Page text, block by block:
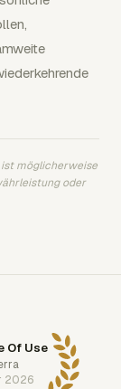
möglicherweise
oder
Of Use
2026